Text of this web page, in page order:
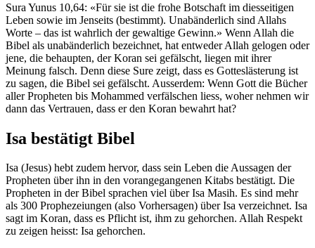
Sura Yunus 10,64: «Für sie ist die frohe Botschaft im diesseitigen
Leben sowie im Jenseits (bestimmt). Unabänderlich sind Allahs
Worte – das ist wahrlich der gewaltige Gewinn.» Wenn Allah die
Bibel als unabänderlich bezeichnet, hat entweder Allah gelogen oder
jene, die behaupten, der Koran sei gefälscht, liegen mit ihrer
Meinung falsch. Denn diese Sure zeigt, dass es Gotteslästerung ist
zu sagen, die Bibel sei gefälscht. Ausserdem: Wenn Gott die Bücher
aller Propheten bis Mohammed verfälschen liess, woher nehmen wir
dann das Vertrauen, dass er den Koran bewahrt hat?
Isa bestätigt Bibel
Isa (Jesus) hebt zudem hervor, dass sein Leben die Aussagen der
Propheten über ihn in den vorangegangenen Kitabs bestätigt. Die
Propheten in der Bibel sprachen viel über Isa Masih. Es sind mehr
als 300 Prophezeiungen (also Vorhersagen) über Isa verzeichnet. Isa
sagt im Koran, dass es Pflicht ist, ihm zu gehorchen. Allah Respekt
zu zeigen heisst: Isa gehorchen.